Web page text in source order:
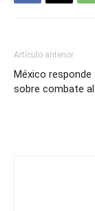
Artículo anterior
México responde
sobre combate